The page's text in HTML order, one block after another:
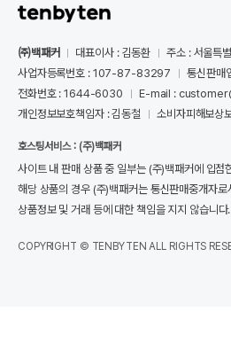
㈜백패커 대표이사 : 김동환
주소 : 서울특
사업자등록번호 : 107-87-83297
통신판
전화번호 : 1644-6030
E-mail :
개인정보보호책임자 : 김동철
소비자피해보상
호스팅서비스 : (주)백패커
사이트 내 판매 상품 중 일부는 (주)백패커에 입
해당 상품의 경우 (주)백패커는 통신판매중개자로
상품정보 및 거래 등에 대한 책임을 지지 않습니다.
COPYRIGHT © TENBYTEN ALL RIGHTS